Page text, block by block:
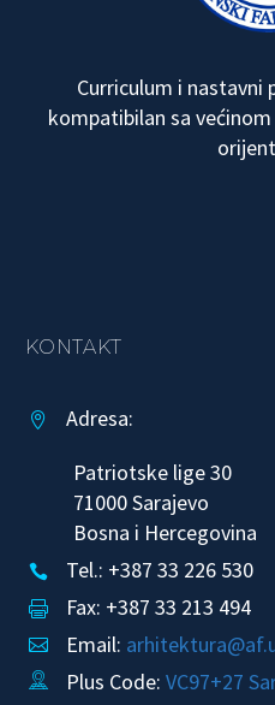
Curriculum i nastavni
kompatibilan sa
KONTAKT


Adresa:
Patriotske lige 30
71000 Sarajevo
Bosna i Hercegovina

 Tel.: +387 33 226 530

 Fax: +387 33 213 494

 Email:

 Plus Code: VC97+27